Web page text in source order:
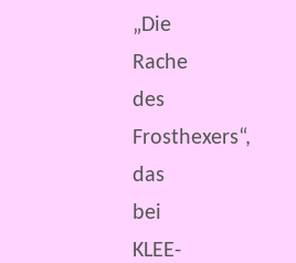
„Die
Rache
des
Frosthexers“,
das
bei
KLEE-